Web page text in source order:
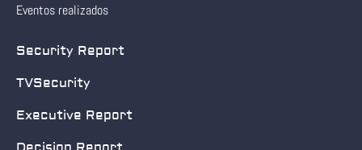
Eventos realizados
Security Report
TVSecurity
Executive Report